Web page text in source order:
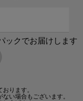
ックでお届けします
ります。
い場合もございます。